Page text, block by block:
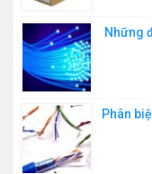
Những
Phân